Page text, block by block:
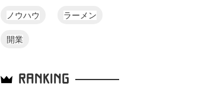
ノウハウ ラーメン
開業
RANKING